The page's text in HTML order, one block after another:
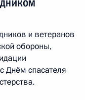
и ветеранов
обороны,
Днём спасателя